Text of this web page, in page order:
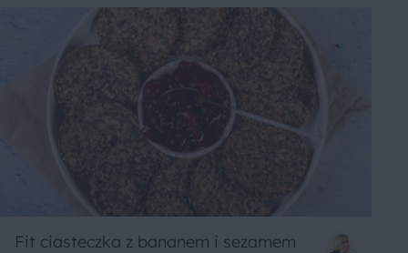
Fit ciasteczka z bananem i sezamem